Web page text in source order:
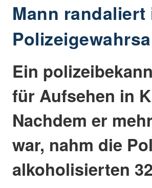
Mann
Ein
für Aufsehen in
Nachdem er
war, nahm die
alkoholisierten